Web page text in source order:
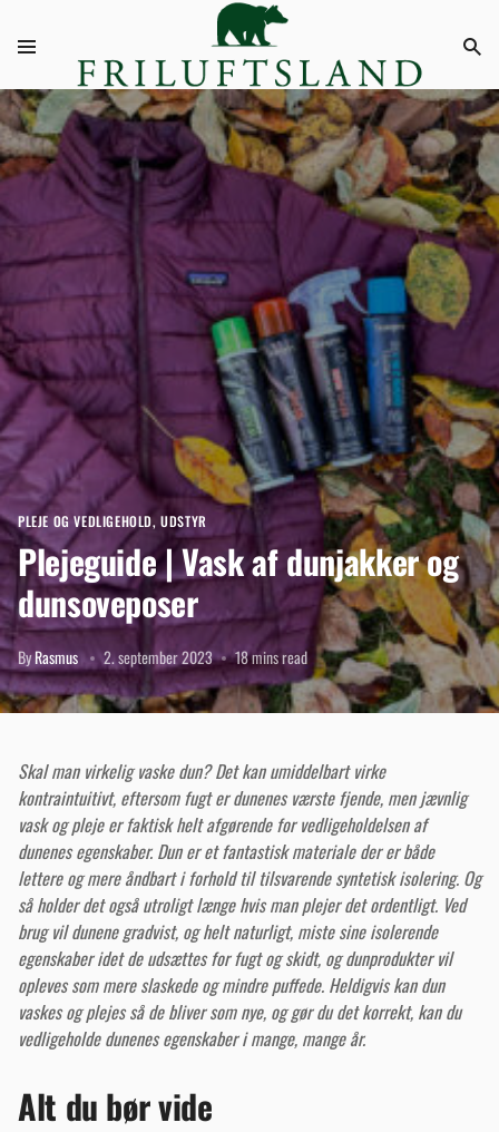
PLEJE OG VEDLIGEHOLD,UDSTYR
Plejeguide | Vask af dunjakker og
dunsoveposer
ByRasmus 2. september 2023 18 mins read
Skal man virkelig vaske dun? Det kan umiddelbart virke
kontraintuitivt, eftersom fugt er dunenes værste fjende, men jævnlig
vask og pleje er faktisk helt afgørende for vedligeholdelsen af
dunenes egenskaber. Dun er et fantastisk materiale der er både
lettere og mere åndbart i forhold til tilsvarende syntetisk isolering. Og
så holder det også utroligt længe hvis man plejer det ordentligt. Ved
brug vil dunene gradvist, og helt naturligt, miste sine isolerende
egenskaber idet de udsættes for fugt og skidt, og dunprodukter vil
opleves som mere slaskede og mindre puffede. Heldigvis kan dun
vaskes og plejes så de bliver som nye, og gør du det korrekt, kan du
vedligeholde dunenes egenskaber i mange, mange år.
Alt du bør vide